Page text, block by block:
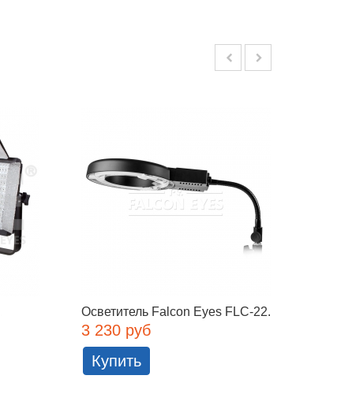
Осветитель Falcon Eyes FLC-22...
3 230 руб
Купить